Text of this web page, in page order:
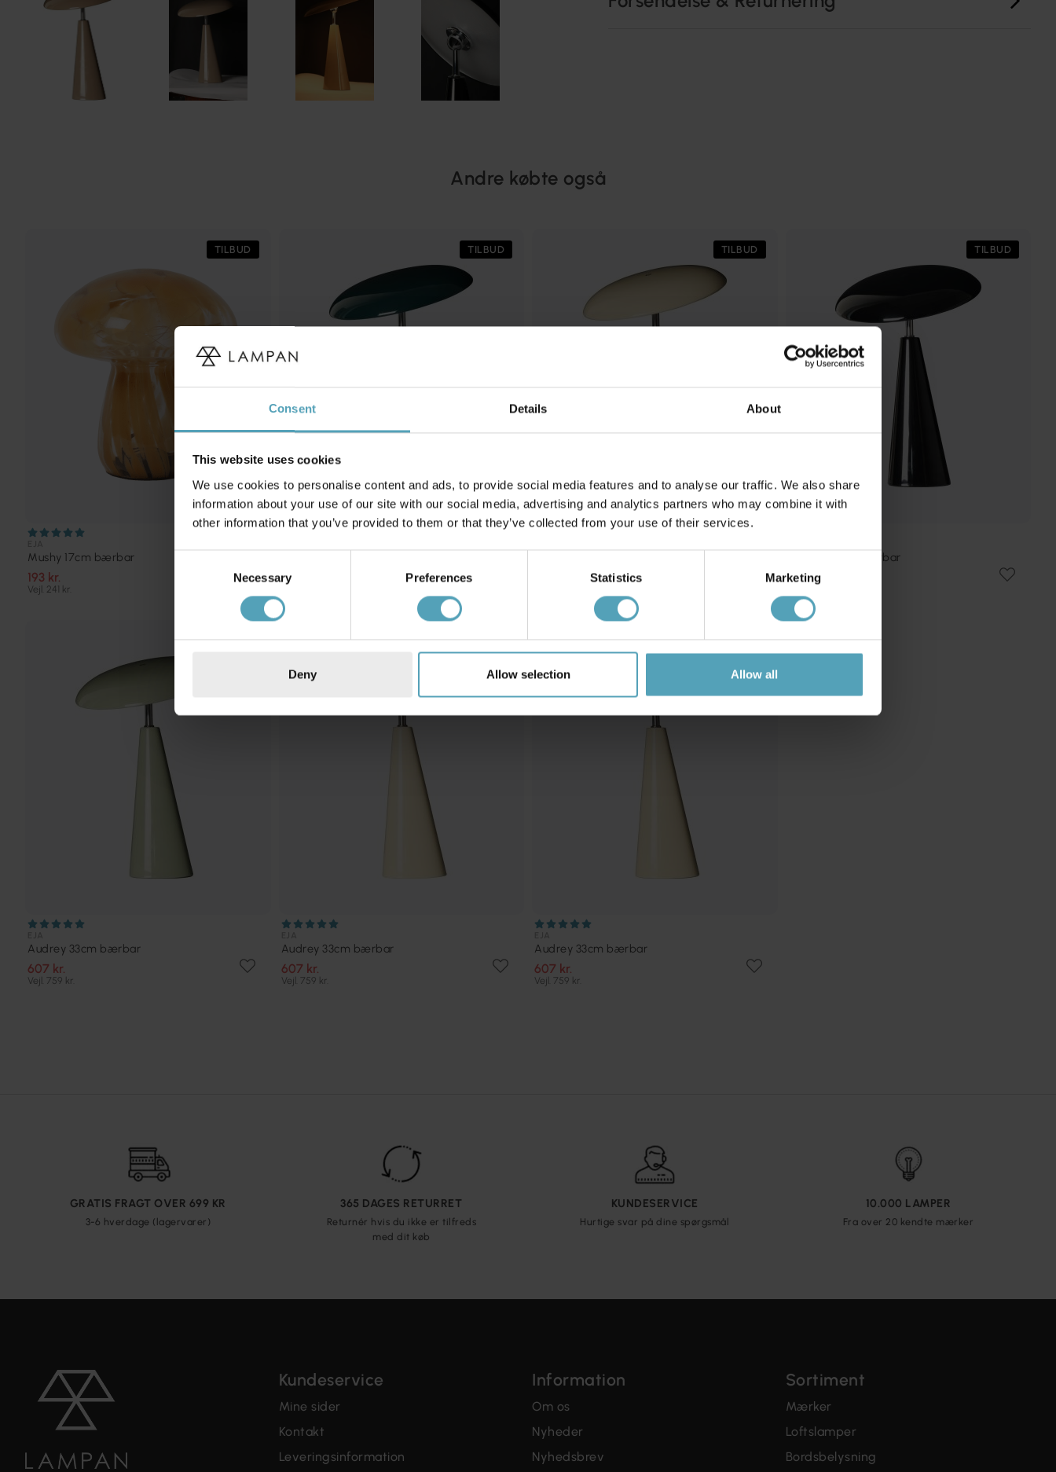
Consent Details About
This website uses cookies
We use cookies to personalise content and ads, to provide social media features and to analyse our traffic. We also share
information about your use of our site with our social media, advertising and analytics partners who may combine it with
other information that you’ve provided to them or that they’ve collected from your use of their services.
Necessary Preferences Statistics Marketing
Deny Allow selection Allow all
Andre købte også
TILBUD
Mushy 17cm bærbar
193 kr.
Vejl. 241 kr.
TILBUD
607 kr.
Vejl. 759 kr.
TILBUD TILBUD
Audrey 33cm bærbar
607 kr.
Vejl. 759 kr.
TILBUD
Audrey 33cm bærbar
607 kr.
Vejl. 759 kr.
TILBUD
Audrey 33cm bærbar
607 kr.
Vejl. 759 kr.
TILBUD
Audrey 33cm bærbar
607 kr.
Vejl. 759 kr.
GRATIS FRAGT OVER 699 KR
3-6 hverdage (lagervarer)
365 DAGES RETURRET
Returnér hvis du ikke er tilfreds
med dit køb
KUNDESERVICE
Hurtige svar på dine spørgsmål
10.000 LAMPER
Fra over 20 kendte mærker
Kundeservice
Mine sider
Kontakt
Leveringsinformation
Information
Om os
Nyheder
Nyhedsbrev
Sortiment
Mærker
Loftslamper
Bordsbelysning